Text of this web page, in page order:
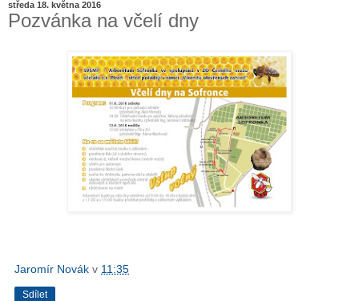
středa 18. května 2016
Pozvánka na včelí dny
Jaromír Novák v 11:35
Sdílet